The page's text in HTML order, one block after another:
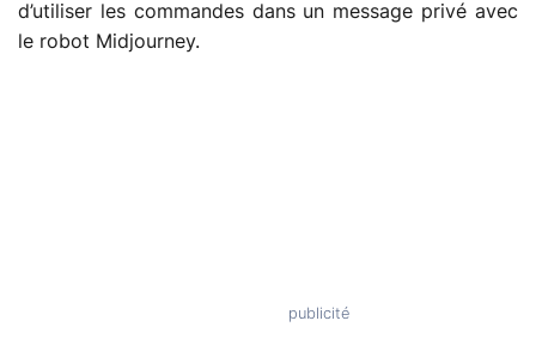
d’utiliser les commandes dans un message privé avec
le robot Midjourney.